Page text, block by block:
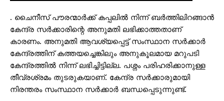
. ചൈനീസ് പൗരന്മാർക്ക് കപ്പലിൽ നിന്ന് ബർത്തിലിറങ്ങാൻ
കേന്ദ്ര സർക്കാരിന്റെ അനുമതി ലഭിക്കാത്തതാണ്
കാരണം. അനുമതി ആവശ്യപ്പെട്ട് സംസ്ഥാന സർക്കാർ
കേന്ദ്രത്തിന് കത്തയച്ചെങ്കിലും അനുകൂലമായ മറുപടി
കേന്ദ്രത്തിൽ നിന്ന് ലഭിച്ചിട്ടില്ല. പശ്നം പരിഹരിക്കാനുള്ള
തീവ്രശ്രമം തുടരുകയാണ്. കേന്ദ്ര സർക്കാരുമായി
നിരന്തരം സംസ്ഥാന സർക്കാർ ബന്ധപ്പെടുന്നുണ്ട്.